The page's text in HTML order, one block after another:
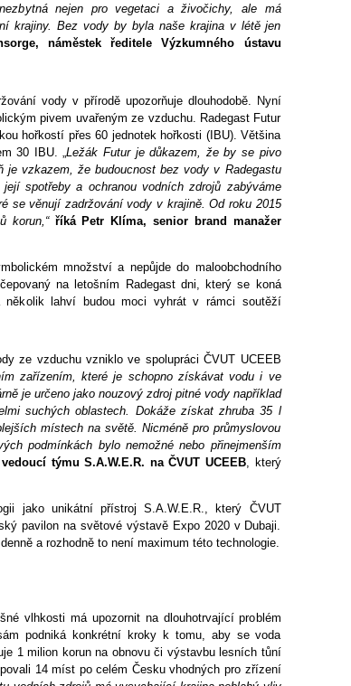
nejen pro vegetaci a živočichy, ale má
krajiny. Bez vody by byla naše krajina v létě jen
náměstek ředitele Výzkumného ústavu
vody v přírodě upozorňuje dlouhodobě. Nyní
pivem uvařeným ze vzduchu. Radegast Futur
hořkostí přes 60 jednotek hořkosti (IBU). Většina
30 IBU. „Ležák Futur je důkazem, že by se pivo
je vzkazem, že budoucnost bez vody v Radegastu
spotřeby a ochranou vodních zdrojů zabýváme
se věnují zadržování vody v krajině. Od roku 2015
korun,“ říká Petr Klíma, senior brand manažer
množství a nepůjde do maloobchodního
na letošním Radegast dni, který se koná
lahví budou moci vyhrát v rámci soutěží
ze vzduchu vzniklo ve spolupráci ČVUT UCEEB
zařízením, které je schopno získávat vodu i ve
je určeno jako nouzový zdroj pitné vody například
suchých oblastech. Dokáže získat zhruba 35 l
místech na světě. Nicméně pro průmyslovou
podmínkách bylo nemožné nebo přinejmenším
týmu S.A.W.E.R. na ČVUT UCEEB, který
jako unikátní přístroj S.A.W.E.R., který ČVUT
pavilon na světové výstavě Expo 2020 v Dubaji.
a rozhodně to není maximum této technologie.
vlhkosti má upozornit na dlouhotrvající problém
podniká konkrétní kroky k tomu, aby se voda
1 milion korun na obnovu či výstavbu lesních tůní
14 míst po celém Česku vhodných pro zřízení